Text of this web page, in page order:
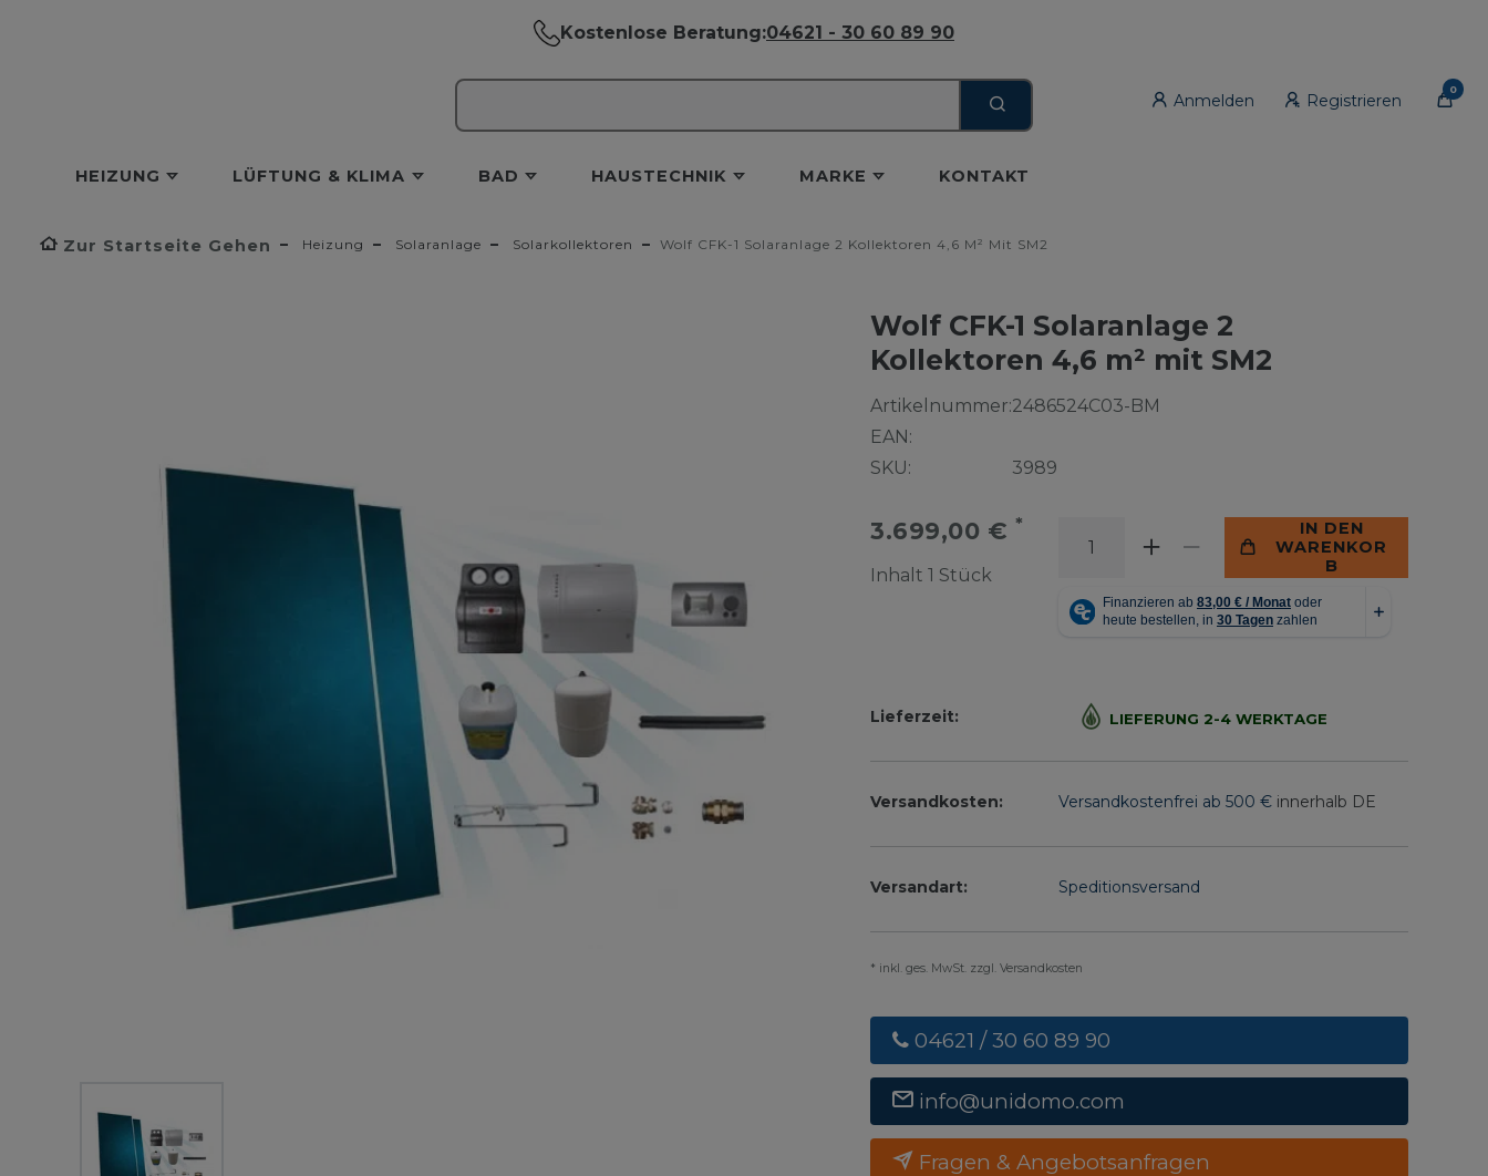
Kostenlose Beratung:04621 - 30 60 89 90
Anmelden Registrieren
0
HEIZUNG LÜFTUNG & KLIMA BAD HAUSTECHNIK MARKE KONTAKT
Zur Startseite Gehen Heizung Solaranlage Solarkollektoren Wolf CFK-1 Solaranlage 2 Kollektoren 4,6 M² Mit SM2
Wolf CFK-1 Solaranlage 2
Kollektoren 4,6 m² mit SM2
Artikelnummer:
EAN:
SKU:
2486524C03-BM
3989
3.699,00 € *
Inhalt 1 Stück
IN DEN
WARENKOR
B
Lieferzeit: LIEFERUNG 2-4 WERKTAGE
Versandkosten: Versandkostenfrei ab 500 € innerhalb DE
Versandart: Speditionsversand
* inkl. ges. MwSt. zzgl. Versandkosten
04621 / 30 60 89 90
info@unidomo.com
Fragen & Angebotsanfragen